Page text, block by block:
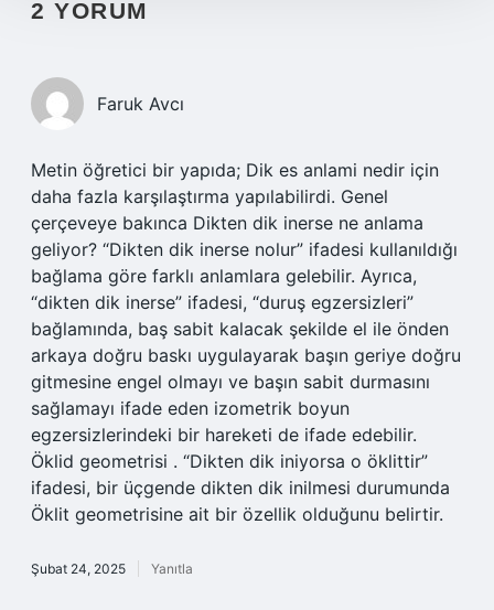
2 YORUM
Faruk Avcı
Metin öğretici bir yapıda; Dik es anlami nedir için
daha fazla karşılaştırma yapılabilirdi. Genel
çerçeveye bakınca Dikten dik inerse ne anlama
geliyor? “Dikten dik inerse nolur” ifadesi kullanıldığı
bağlama göre farklı anlamlara gelebilir. Ayrıca,
“dikten dik inerse” ifadesi, “duruş egzersizleri”
bağlamında, baş sabit kalacak şekilde el ile önden
arkaya doğru baskı uygulayarak başın geriye doğru
gitmesine engel olmayı ve başın sabit durmasını
sağlamayı ifade eden izometrik boyun
egzersizlerindeki bir hareketi de ifade edebilir.
Öklid geometrisi . “Dikten dik iniyorsa o öklittir”
ifadesi, bir üçgende dikten dik inilmesi durumunda
Öklit geometrisine ait bir özellik olduğunu belirtir.
Şubat 24, 2025 Yanıtla